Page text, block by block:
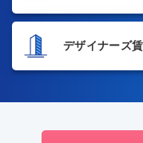
デザイナーズ